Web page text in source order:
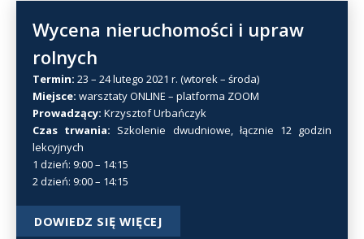
Wycena nieruchomości i upraw
rolnych
Termin: 23 – 24 lutego 2021 r. (wtorek – środa)
Miejsce: warsztaty ONLINE – platforma ZOOM
Prowadzący: Krzysztof Urbańczyk
Czas trwania: Szkolenie dwudniowe, łącznie 12 godzin
lekcyjnych
1 dzień: 9:00 – 14:15
2 dzień: 9:00 – 14:15
DOWIEDZ SIĘ WIĘCEJ